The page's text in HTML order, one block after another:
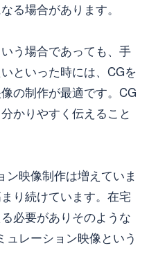
る場合があります。
う場合であっても、手
といった時には、CGを
の制作が最適です。CG
かりやすく伝えること
映像制作は増えていま
り続けています。在宅
必要がありそのような
レーション映像という